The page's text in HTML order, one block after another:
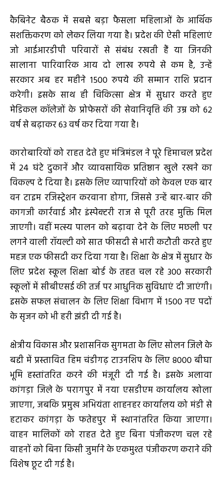
कैबिनेट बैठक में सबसे बड़ा फैसला महिलाओं के आर्थिक
सशक्तिकरण को लेकर लिया गया है। प्रदेश की ऐसी महिलाएं
जो आईआरडीपी परिवारों से संबंध रखती हैं या जिनकी
सालाना पारिवारिक आय दो लाख रुपये से कम है, उन्हें
सरकार अब हर महीने 1500 रुपये की सम्मान राशि प्रदान
करेगी। इसके साथ ही चिकित्सा क्षेत्र में सुधार करते हुए
मेडिकल कॉलेजों के प्रोफेसरों की सेवानिवृत्ति की उम्र को 62
वर्ष से बढ़ाकर 63 वर्ष कर दिया गया है।
कारोबारियों को राहत देते हुए मंत्रिमंडल ने पूरे हिमाचल प्रदेश
में 24 घंटे दुकानें और व्यावसायिक प्रतिष्ठान खुले रखने का
विकल्प दे दिया है। इसके लिए व्यापारियों को केवल एक बार
वन टाइम रजिस्ट्रेशन करवाना होगा, जिससे उन्हें बार-बार की
कागजी कार्रवाई और इंस्पेक्टरी राज से पूरी तरह मुक्ति मिल
जाएगी। वहीं मत्स्य पालन को बढ़ावा देने के लिए मछली पर
लगने वाली रॉयल्टी को सात फीसदी से भारी कटौती करते हुए
महज एक फीसदी कर दिया गया है। शिक्षा के क्षेत्र में सुधार के
लिए प्रदेश स्कूल शिक्षा बोर्ड के तहत चल रहे 300 सरकारी
स्कूलों में सीबीएसई की तर्ज पर आधुनिक सुविधाएं दी जाएंगी।
इसके सफल संचालन के लिए शिक्षा विभाग में 1500 नए पदों
के सृजन को भी हरी झंडी दी गई है।
क्षेत्रीय विकास और प्रशासनिक सुगमता के लिए सोलन जिले के
बद्दी में प्रस्तावित हिम चंडीगढ़ टाउनशिप के लिए 8000 बीघा
भूमि हस्तांतरित करने की मंजूरी दी गई है। इसके अलावा
कांगड़ा जिले के परागपुर में नया एसडीएम कार्यालय खोला
जाएगा, जबकि प्रमुख अभियंता शाहनहर कार्यालय को मंडी से
हटाकर कांगड़ा के फतेहपुर में स्थानांतरित किया जाएगा।
वाहन मालिकों को राहत देते हुए बिना पंजीकरण चल रहे
वाहनों को बिना किसी जुर्माने के एकमुश्त पंजीकरण कराने की
विशेष छूट दी गई है।